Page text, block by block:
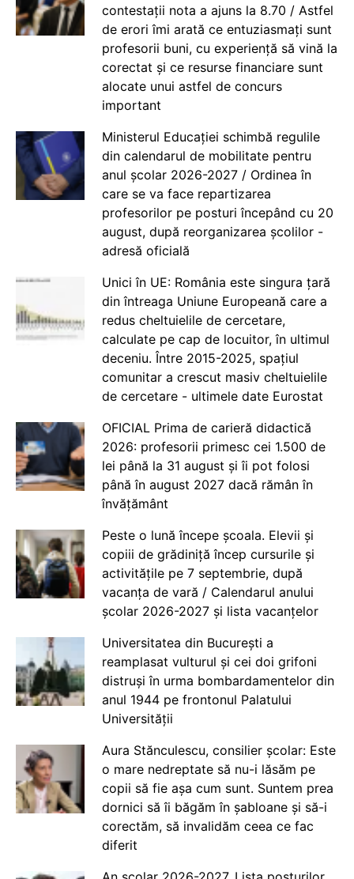
contestații nota a ajuns la 8.70 / Astfel
de erori îmi arată ce entuziasmați sunt
profesorii buni, cu experiență să vină la
corectat și ce resurse financiare sunt
alocate unui astfel de concurs
important
Ministerul Educației schimbă regulile
din calendarul de mobilitate pentru
anul școlar 2026-2027 / Ordinea în
care se va face repartizarea
profesorilor pe posturi începând cu 20
august, după reorganizarea școlilor -
adresă oficială
Unici în UE: România este singura țară
din întreaga Uniune Europeană care a
redus cheltuielile de cercetare,
calculate pe cap de locuitor, în ultimul
deceniu. Între 2015-2025, spațiul
comunitar a crescut masiv cheltuielile
de cercetare - ultimele date Eurostat
OFICIAL Prima de carieră didactică
2026: profesorii primesc cei 1.500 de
lei până la 31 august și îi pot folosi
până în august 2027 dacă rămân în
învățământ
Peste o lună începe școala. Elevii și
copiii de grădiniță încep cursurile și
activitățile pe 7 septembrie, după
vacanța de vară / Calendarul anului
școlar 2026-2027 și lista vacanțelor
Universitatea din București a
reamplasat vulturul și cei doi grifoni
distruși în urma bombardamentelor din
anul 1944 pe frontonul Palatului
Universității
Aura Stănculescu, consilier școlar: Este
o mare nedreptate să nu-i lăsăm pe
copii să fie așa cum sunt. Suntem prea
dornici să îi băgăm în șabloane și să-i
corectăm, să invalidăm ceea ce fac
diferit